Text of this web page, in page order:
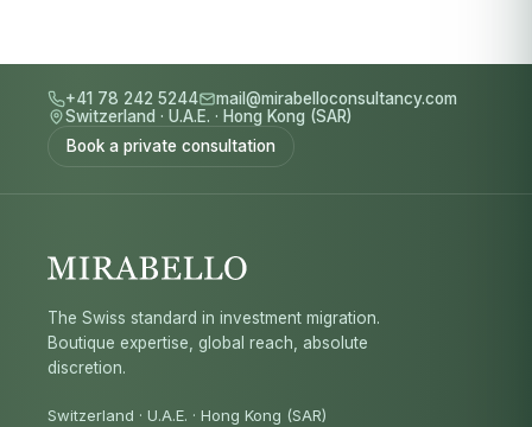
+41 78 242 5244
mail@mirabelloconsultancy.com
Switzerland · U.A.E. · Hong Kong (SAR)
Book a private consultation
The Swiss standard in investment migration.
Boutique expertise, global reach, absolute
discretion.
Switzerland · U.A.E. · Hong Kong (SAR)